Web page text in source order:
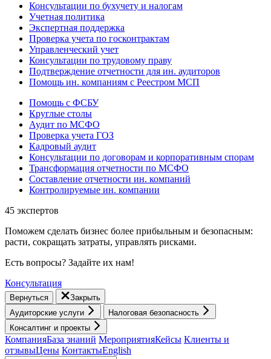
Консультации по бухучету и налогам
Учетная политика
Экспертная поддержка
Проверка учета по госконтрактам
Управленческий учет
Консультации по трудовому праву
Подтверждение отчетности для ин. аудиторов
Помощь ин. компаниям с Реестром МСП
Помощь с ФСБУ
Круглые столы
Аудит по МСФО
Проверка учета ГОЗ
Кадровый аудит
Консультации по договорам и корпоративным спорам
Трансформация отчетности по МСФО
Составление отчетности ин. компаний
Контролируемые ин. компании
45 экспертов
Поможем сделать бизнес более прибыльным и безопасным:
расти, cокращать затраты, управлять рисками.
Есть вопросы? Задайте их нам!
Консультация
Вернуться
Закрыть
Аудиторские услуги
Налоговая безопасность
Консалтинг и проекты
КомпанияБаза знаний МероприятияКейсы Клиенты и
отзывыЦены КонтактыEnglish